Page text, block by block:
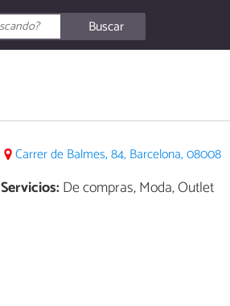
Buscar
Carrer de Balmes, 84, Barcelona, 08008
Servicios:De compras, Moda, Outlet